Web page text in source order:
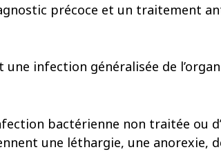
précoce et un traitement
une infection généralisée de
bactérienne non traitée ou
une léthargie, une anorexie,